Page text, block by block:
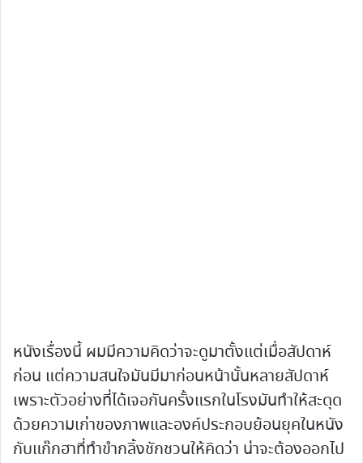
หนังเรื่องนี้ ผมมีความคิดว่าจะดูมาตั้งแต่เมื่อสัปดาห์
ก่อน แต่ความสนใจมันมีมาก่อนหน้านั้นหลายสัปดาห์
เพราะตัวอย่างที่ได้เจอกันครั้งแรกในโรงมันทำให้สะดุด
ด้วยความเก่าของภาพและองค์ประกอบย้อนยุคในหนัง
กับแก๊กฮาที่ทำขำกลิ้งชักชวนให้คิดว่า น่าจะต้องออกไป